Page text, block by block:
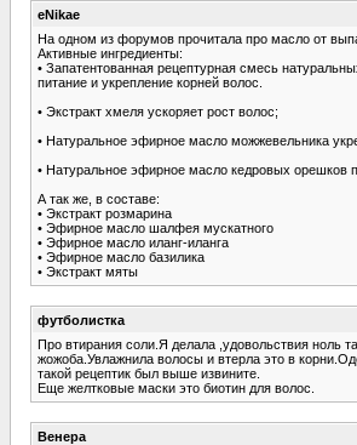
eNikae
На одном из форумов прочитала про масло от
Активные ингредиенты:
• Запатентованная рецептурная смесь
питание и укрепление корней волос.
• Экстракт хмеля ускоряет рост волос;
• Натуральное эфирное масло можжевельника
• Натуральное эфирное масло кедровых орешков
А так же, в составе:
• Экстракт розмарина
• Эфирное масло шалфея мускатного
• Эфирное масло иланг-иланга
• Эфирное масло базилика
• Экстракт мяты
футболистка
Про втирания соли.Я делала ,удовольствия ноль
жожоба.Увлажнила волосы и втерла это в
такой рецептик был выше извините.
Еще желтковые маски это биотин для волос.
Венера